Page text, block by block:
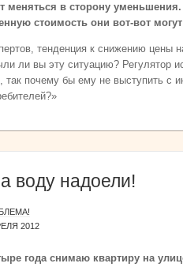
меняться в сторону
стоимость они вот-вот
тенденция к снижению цены
ли вы эту ситуацию? Регулятор
так почему бы ему не выступить с
воду надоели!
2012
года снимаю квартиру на